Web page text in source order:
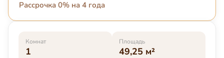
Рассрочка 0% на 4 года
Комнат
1
Площадь
49,25 м²